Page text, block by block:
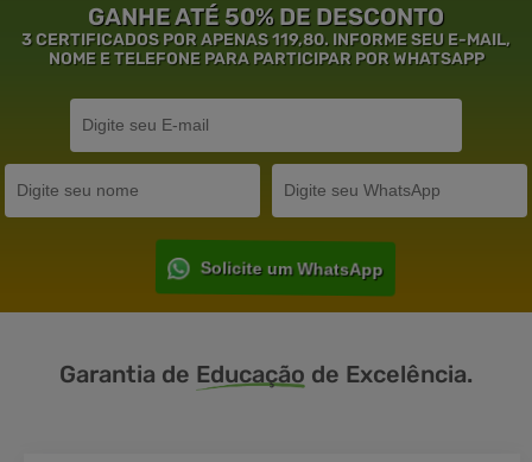
GANHE ATÉ 50% DE DESCONTO
3 CERTIFICADOS POR APENAS 119,80. INFORME SEU E-MAIL,
NOME E TELEFONE PARA PARTICIPAR POR WHATSAPP
Solicite um WhatsApp
Garantia de Educação de Excelência.